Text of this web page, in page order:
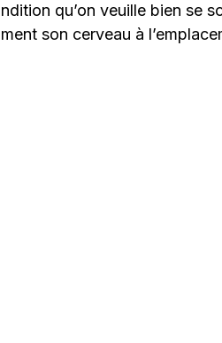
qu’on veuille bien se
son cerveau à